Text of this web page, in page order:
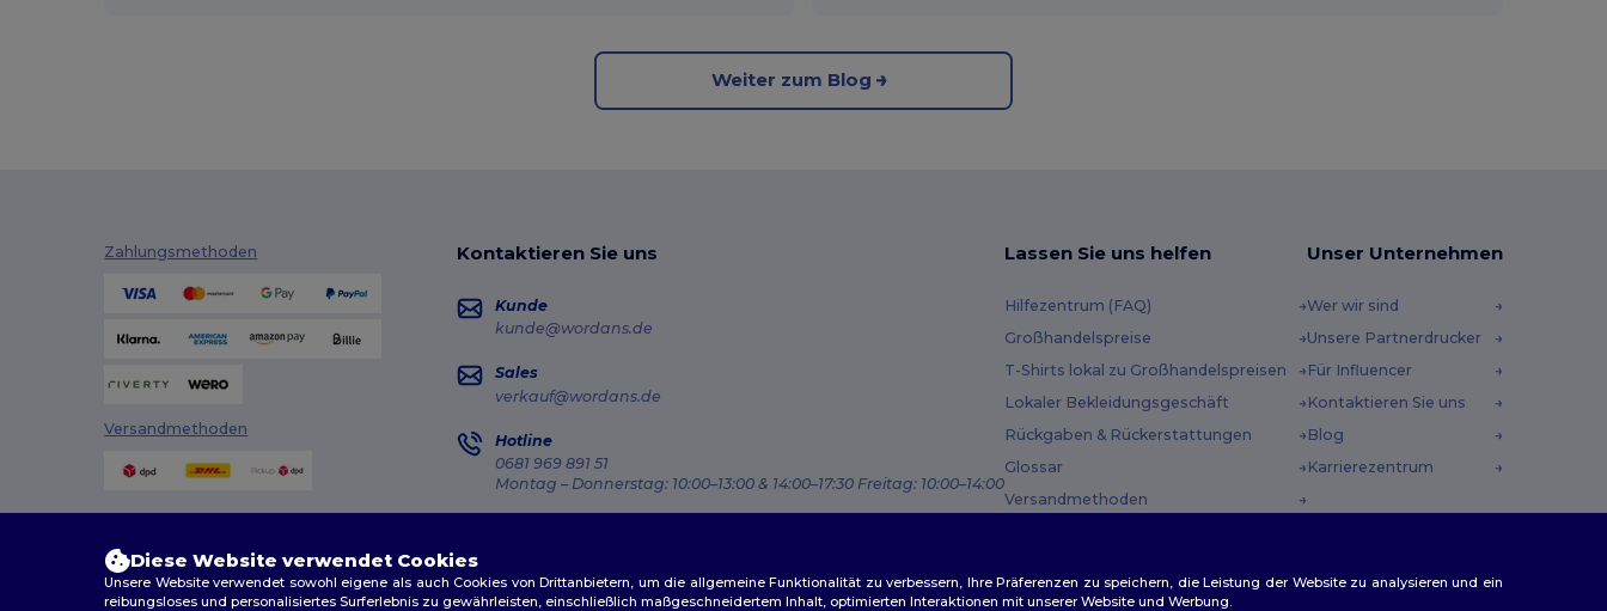
Weiter zum Blog
Zahlungsmethoden
Versandmethoden
Kontaktieren Sie uns
Kunde
kunde@wordans.de
Sales
verkauf@wordans.de
Hotline
0681 969 891 51
Montag – Donnerstag: 10:00–13:00 & 14:00–17:30 Freitag: 10:00–14:00
Lassen Sie uns helfen
Hilfezentrum (FAQ)
Großhandelspreise
T-Shirts lokal zu Großhandelspreisen
Lokaler Bekleidungsgeschäft
Rückgaben & Rückerstattungen
Glossar
Versandmethoden
Unser Unternehmen
Wer wir sind
Unsere Partnerdrucker
Für Influencer
Kontaktieren Sie uns
Blog
Karrierezentrum
Diese Website verwendet Cookies
Unsere Website verwendet sowohl eigene als auch Cookies von Drittanbietern, um die allgemeine Funktionalität zu verbessern, Ihre Präferenzen zu speichern, die Leistung der Website zu analysieren und ein
reibungsloses und personalisiertes Surferlebnis zu gewährleisten, einschließlich maßgeschneidertem Inhalt, optimierten Interaktionen mit unserer Website und Werbung.